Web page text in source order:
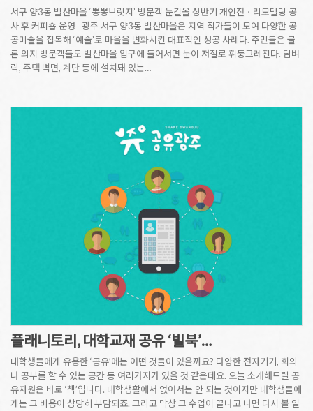
서구 양3동 발산마을 ‘뽕뽕브릿지’ 방문객 눈길올 상반기 개인전ㆍ리모델링 공
사 후 커피숍 운영 광주 서구 양3동 발산마을은 지역 작가들이 모여 다양한 공
공미술을 접목해 ‘예술’로 마을을 변화시킨 대표적인 성공 사례다. 주민들은 물
론 외지 방문객들도 발산마을 입구에 들어서면 눈이 저절로 휘둥그레진다. 담벼
락, 주택 벽면, 계단 등에 설치돼 있는…
플래니토리, 대학교재 공유 ‘빌북’…
대학생들에게 유용한 ‘공유’에는 어떤 것들이 있을까요? 다양한 전자기기, 회의
나 공부를 할 수 있는 공간 등 여러가지가 있을 것 같은데요. 오늘 소개해드릴 공
유자원은 바로 ‘책’입니다. 대학생활에서 없어서는 안 되는 것이지만 대학생들에
게는 그 비용이 상당히 부담되죠. 그리고 막상 그 수업이 끝나고 나면 다시 볼 일